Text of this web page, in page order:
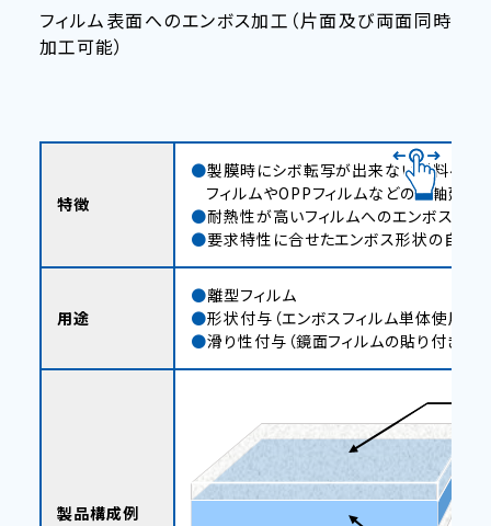
フィルム表面へのエンボス加工（片面及び両面同時
加工可能）
特徴
製膜時にシボ転写が出来ない材料へ高
フィルムやOPPフィルムなどの二軸延伸
耐熱性が高いフィルムへのエンボス加工
要求特性に合せたエンボス形状の自社
用途
離型フィルム
形状付与（エンボスフィルム単体使用、
滑り性付与（鏡面フィルムの貼り付き防
製品構成例